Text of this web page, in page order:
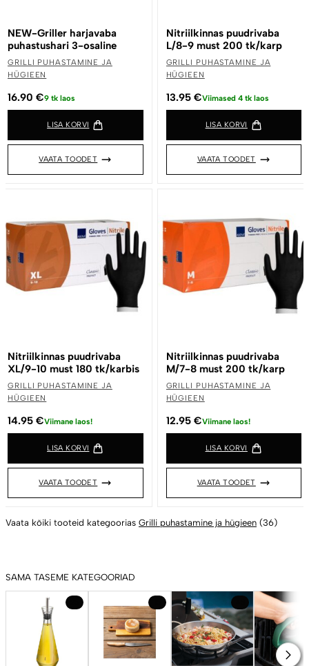
NEW-Griller harjavaba
puhastushari 3-osaline
GRILLI PUHASTAMINE JA
HÜGIEEN
16.90 €9 tk laos
LISA KORVI
VAATA TOODET
Nitriilkinnas puudrivaba
L/8-9 must 200 tk/karp
GRILLI PUHASTAMINE JA
HÜGIEEN
13.95 €Viimased 4 tk laos
LISA KORVI
VAATA TOODET
Nitriilkinnas puudrivaba
XL/9-10 must 180 tk/karbis
GRILLI PUHASTAMINE JA
HÜGIEEN
14.95 €Viimane laos!
LISA KORVI
VAATA TOODET
Nitriilkinnas puudrivaba
M/7-8 must 200 tk/karp
GRILLI PUHASTAMINE JA
HÜGIEEN
12.95 €Viimane laos!
LISA KORVI
VAATA TOODET
Vaata kõiki tooteid kategoorias Grilli puhastamine ja hügieen (36)
SAMA TASEME KATEGOORIAD